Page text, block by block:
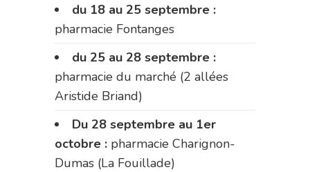
du 18 au 25 septembre :
pharmacie Fontanges
du 25 au 28 septembre :
pharmacie du marché (2 allées
Aristide Briand)
Du 28 septembre au 1er
octobre : pharmacie Charignon-
Dumas (La Fouillade)